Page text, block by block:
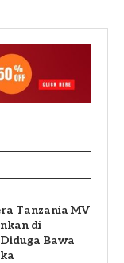
Tanzania MV
di
Bawa